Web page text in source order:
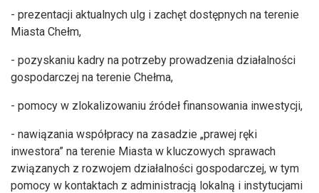
- prezentacji aktualnych ulg i zachęt dostępnych na terenie
Miasta Chełm,
- pozyskaniu kadry na potrzeby prowadzenia działalności
gospodarczej na terenie Chełma,
- pomocy w zlokalizowaniu źródeł finansowania inwestycji,
- nawiązania współpracy na zasadzie „prawej ręki
inwestora” na terenie Miasta w kluczowych sprawach
związanych z rozwojem działalności gospodarczej, w tym
pomocy w kontaktach z administracją lokalną i instytucjami